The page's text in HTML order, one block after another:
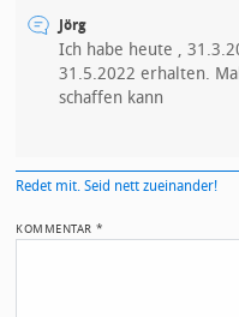
Jörg
Ich habe heute ,
31.5.2022 erhalten.
schaffen kann
Redet mit. Seid nett zueinander!
KOMMENTAR*